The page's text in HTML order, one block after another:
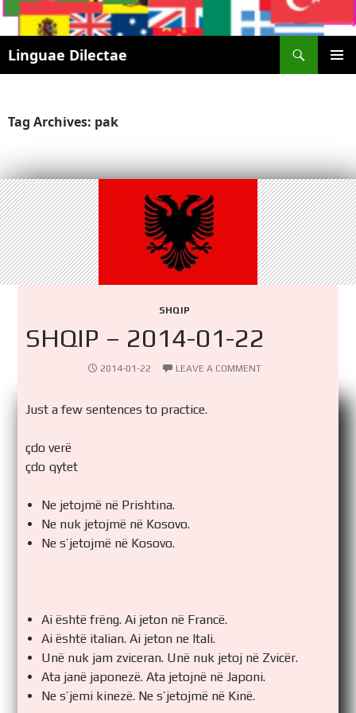
Linguae Dilectae
SKIP
Tag Archives: pak
SHQIP
SHQIP – 2014-01-22
2014-01-22 LEAVE A COMMENT
Just a few sentences to practice.
çdo verë
çdo qytet
Ne jetojmë në Prishtina.
Ne nuk jetojmë në Kosovo.
Ne s’jetojmë në Kosovo.
Ai është frëng. Ai jeton në Francë.
Ai është italian. Ai jeton ne Itali.
Unë nuk jam zviceran. Unë nuk jetoj në Zvicër.
Ata janë japonezë. Ata jetojnë në Japoni.
Ne s’jemi kinezë. Ne s’jetojmë në Kinë.